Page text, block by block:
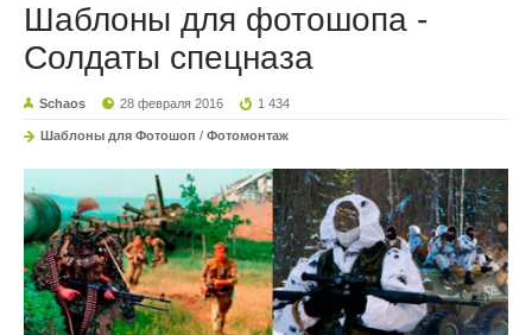
Шаблоны для фотошопа -
Солдаты спецназа
Schaos 28 февраля 2016 1 434
Шаблоны для Фотошоп / Фотомонтаж